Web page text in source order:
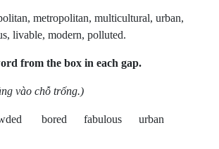
metropolitan, multicultural, urban,
livable, modern, polluted.
from the box in each gap.
vào chỗ trống.)
bored fabulous urban